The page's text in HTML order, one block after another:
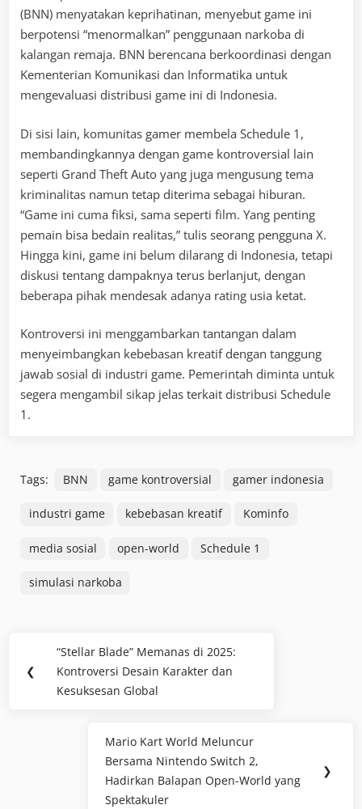
(BNN) menyatakan keprihatinan, menyebut game ini
berpotensi “menormalkan” penggunaan narkoba di
kalangan remaja. BNN berencana berkoordinasi dengan
Kementerian Komunikasi dan Informatika untuk
mengevaluasi distribusi game ini di Indonesia.
Di sisi lain, komunitas gamer membela Schedule 1,
membandingkannya dengan game kontroversial lain
seperti Grand Theft Auto yang juga mengusung tema
kriminalitas namun tetap diterima sebagai hiburan.
“Game ini cuma fiksi, sama seperti film. Yang penting
pemain bisa bedain realitas,” tulis seorang pengguna X.
Hingga kini, game ini belum dilarang di Indonesia, tetapi
diskusi tentang dampaknya terus berlanjut, dengan
beberapa pihak mendesak adanya rating usia ketat.
Kontroversi ini menggambarkan tantangan dalam
menyeimbangkan kebebasan kreatif dengan tanggung
jawab sosial di industri game. Pemerintah diminta untuk
segera mengambil sikap jelas terkait distribusi Schedule
1.
Tags: BNN game kontroversial gamer indonesia
industri game kebebasan kreatif Kominfo
media sosial open-world Schedule 1
simulasi narkoba
navigation
❮
Previous
Post:
“Stellar Blade” Memanas di 2025:
Kontroversi Desain Karakter dan
Kesuksesan Global
Next
Post:
Mario Kart World Meluncur
Bersama Nintendo Switch 2,
Hadirkan Balapan Open-World yang
Spektakuler
❯